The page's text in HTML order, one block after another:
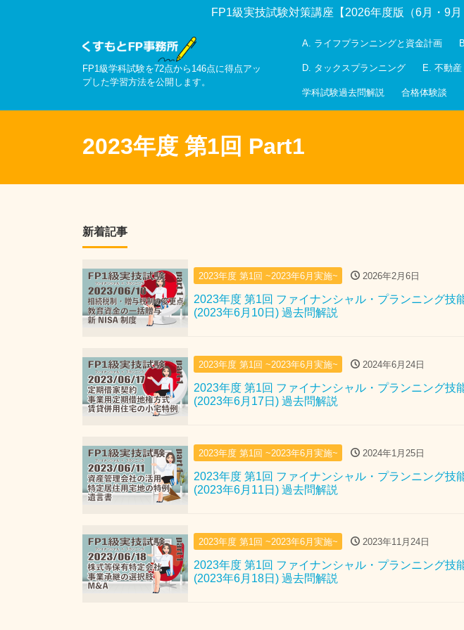
FP1級実技試験対策講座【2026年度版（6月・9
FP1級学科試験を72点から146点に得点アッ
プした学習方法を公開します。
A. ライフプランニングと資金計画
D. タックスプランニング E. 不動産
学科試験過去問解説 合格体験談
2023年度 第1回 Part1
新着記事
2023年度 第1回 ~2023年6月実施~ 2026年2月6日
2023年度 第1回 ファイナンシャル・プランニング技
(2023年6月10日) 過去問解説
2023年度 第1回 ~2023年6月実施~ 2024年6月24日
2023年度 第1回 ファイナンシャル・プランニング技
(2023年6月17日) 過去問解説
2023年度 第1回 ~2023年6月実施~ 2024年1月25日
2023年度 第1回 ファイナンシャル・プランニング技
(2023年6月11日) 過去問解説
2023年度 第1回 ~2023年6月実施~ 2023年11月24日
2023年度 第1回 ファイナンシャル・プランニング技
(2023年6月18日) 過去問解説